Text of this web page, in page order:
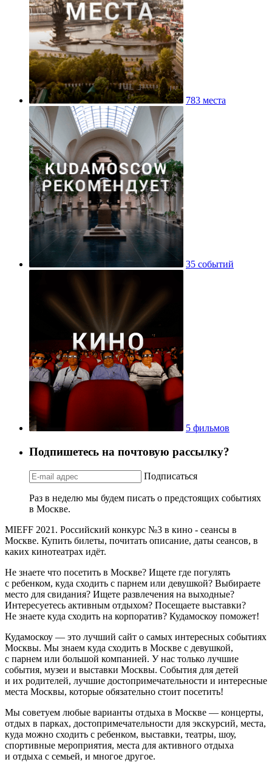
783 места
35 событий
5 фильмов
Подпишетесь на почтовую рассылку?
Подписаться
Раз в неделю мы будем писать о предстоящих событиях
в Москве.
MIEFF 2021. Российский конкурс №3 в кино - сеансы в
Москве. Купить билеты, почитать описание, даты сеансов, в
каких кинотеатрах идёт.
Не знаете что посетить в Москве? Ищете где погулять
с ребенком, куда сходить с парнем или девушкой? Выбираете
место для свидания? Ищете развлечения на выходные?
Интересуетесь активным отдыхом? Посещаете выставки?
Не знаете куда сходить на корпоратив? Кудамоскоу поможет!
Кудамоскоу — это лучший сайт о самых интересных событиях
Москвы. Мы знаем куда сходить в Москве с девушкой,
с парнем или большой компанией. У нас только лучшие
события, музеи и выставки Москвы. События для детей
и их родителей, лучшие достопримечательности и интересные
места Москвы, которые обязательно стоит посетить!
Мы советуем любые варианты отдыха в Москве — концерты,
отдых в парках, достопримечательности для экскурсий, места,
куда можно сходить с ребенком, выставки, театры, шоу,
спортивные мероприятия, места для активного отдыха
и отдыха с семьей, и многое другое.